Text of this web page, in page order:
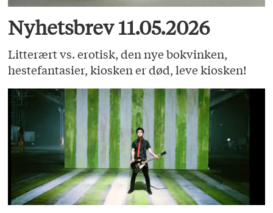
Nyhetsbrev 11.05.2026
Litterært vs. erotisk, den nye bokvinken,
hestefantasier, kiosken er død, leve kiosken!